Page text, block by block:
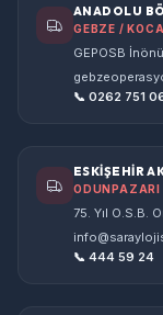
ANADOLU
GEBZE /
GEPOSB
📞 0262 751
ESKİŞEHİR
ODUNPAZARI
75. Yıl O.S.B.
📞 444 59 24